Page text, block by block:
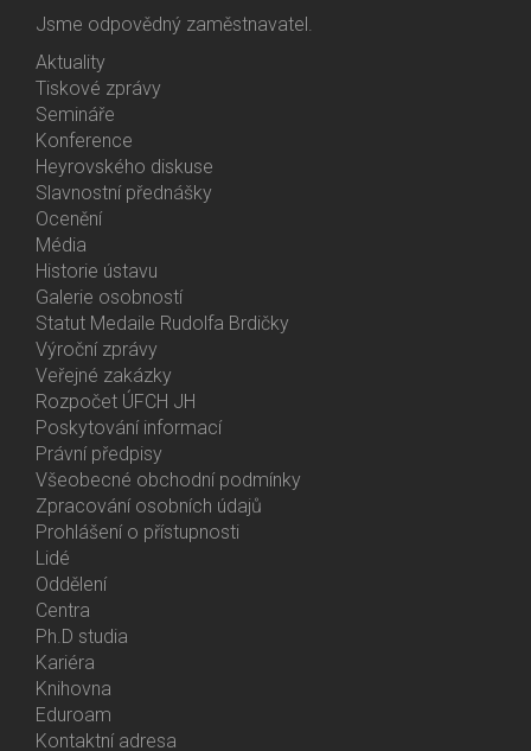
Jsme odpovědný zaměstnavatel.
Bottom
Menu
Activities
Aktuality
Tiskové zprávy
Semináře
Konference
Heyrovského diskuse
Slavnostní přednášky
Ocenění
Média
Historie ústavu
Galerie osobností
Statut Medaile Rudolfa Brdičky
Bottom
Menu
About
Us
Výroční zprávy
Veřejné zakázky
Rozpočet ÚFCH JH
Poskytování informací
Právní předpisy
Všeobecné obchodní podmínky
Zpracování osobních údajů
Prohlášení o přístupnosti
Bottom
Menu
Contacts
Lidé
Oddělení
Centra
Ph.D studia
Kariéra
Knihovna
Eduroam
Kontaktní adresa